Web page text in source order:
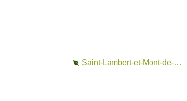
Saint-Lambert-et-Mont-de-Jeux